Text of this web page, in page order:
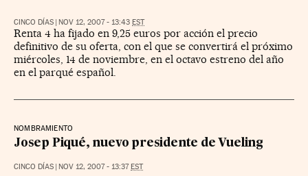
CINCO DÍAS | NOV 12, 2007 - 13:43 EST
Renta 4 ha fijado en 9,25 euros por acción el precio
definitivo de su oferta, con el que se convertirá el próximo
miércoles, 14 de noviembre, en el octavo estreno del año
en el parqué español.
NOMBRAMIENTO
Josep Piqué, nuevo presidente de Vueling
CINCO DÍAS | NOV 12, 2007 - 13:37EST